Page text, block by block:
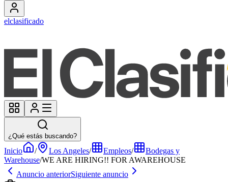
elclasificado
¿Qué estás buscando?
Inicio / Los Angeles/ Empleos/
Bodegas y
Warehouse/WE ARE HIRING!! FOR AWAREHOUSE
Anuncio anteriorSiguiente anuncio